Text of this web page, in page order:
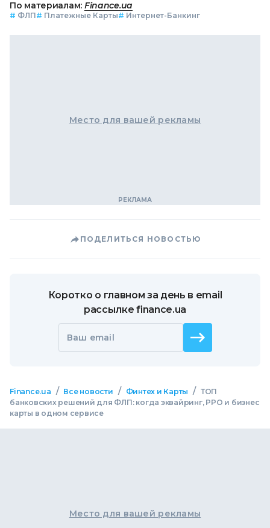
По материалам: Finance.ua
# ФЛП# Платежные Карты# Интернет-Банкинг
Место для вашей рекламы
ПОДЕЛИТЬСЯ НОВОСТЬЮ
Коротко о главном за день в email
рассылке finance.ua
Ваш email
Finance.ua / Все новости / Финтех и Карты / ТОП
банковских решений для ФЛП: когда эквайринг, РРО и бизнес
карты в одном сервисе
Место для вашей рекламы